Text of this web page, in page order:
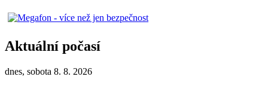
Aktuální počasí
dnes, sobota 8. 8. 2026